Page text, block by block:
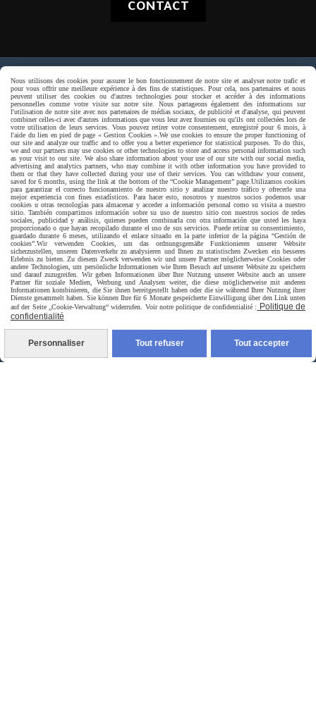
CONTACT
Paiement sécurisé
Livraison rapide
Nous utilisons des cookies pour assurer le bon fonctionnement de notre site et analyser notre trafic et
pour vous offrir une meilleure expérience à des fins de statistiques. Pour cela, nos partenaires et nous
peuvent utiliser des cookies ou d'autres technologies pour stocker et accéder à des informations
personnelles comme votre visite sur notre site. Nous partageons également des informations sur
l'utilisation de notre site avec nos partenaires de médias sociaux, de publicité et d'analyse, qui peuvent
combiner celles-ci avec d'autres informations que vous leur avez fournies ou qu'ils ont collectées lors de
votre utilisation de leurs services. Vous pouvez retirer votre consentement, enregistré pour 6 mois, à
l'aide du lien en pied de page « Gestion Cookies ». We use cookies to ensure the proper functioning of
our site and analyze our traffic and to offer you a better experience for statistical purposes. To do this,
we and our partners may use cookies or other technologies to store and access personal information such
as your visit to our site. We also share information about your use of our site with our social media,
advertising and analytics partners, who may combine it with other information you have provided to
them or that they have collected during your use of their services. You can withdraw your consent,
saved for 6 months, using the link at the bottom of the “Cookie Management” page. Utilizamos cookies
para garantizar el correcto funcionamiento de nuestro sitio y analizar nuestro tráfico y ofrecerle una
mejor experiencia con fines estadísticos. Para hacer esto, nosotros y nuestros socios podemos usar
cookies u otras tecnologías para almacenar y acceder a información personal como su visita a nuestro
sitio. También compartimos información sobre su uso de nuestro sitio con nuestros socios de redes
sociales, publicidad y análisis, quienes pueden combinarla con otra información que usted les haya
proporcionado o que hayan recopilado durante el uso de sus servicios. Puede retirar su consentimiento,
guardado durante 6 meses, utilizando el enlace situado en la parte inferior de la página “Gestión de
cookies”. Wir verwenden Cookies, um das ordnungsgemäße Funktionieren unserer Website
sicherzustellen, unseren Datenverkehr zu analysieren und Ihnen zu statistischen Zwecken ein besseres
Erlebnis zu bieten. Zu diesem Zweck verwenden wir und unsere Partner möglicherweise Cookies oder
andere Technologien, um persönliche Informationen wie Ihren Besuch auf unserer Website zu speichern
und darauf zuzugreifen. Wir geben Informationen über Ihre Nutzung unserer Website auch an unsere
Partner für soziale Medien, Werbung und Analysen weiter, die diese möglicherweise mit anderen
Informationen kombinieren, die Sie ihnen bereitgestellt haben oder die sie während Ihrer Nutzung ihrer
Dienste gesammelt haben. Sie können Ihre für 6 Monate gespeicherte Einwilligung über den Link unten
auf der Seite „Cookie-Verwaltung“ widerrufen. Voir notre politique de confidentialité :
Politique de
confidentialité
Personnaliser Tout refuser Tout accepter